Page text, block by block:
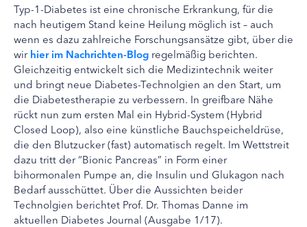
Typ-1-Diabetes ist eine chronische Erkrankung, für die
nach heutigem Stand keine Heilung möglich ist – auch
wenn es dazu zahlreiche Forschungsansätze gibt, über die
wirhier im Nachrichten-Blog regelmäßig berichten.
Gleichzeitig entwickelt sich die Medizintechnik weiter
und bringt neue Diabetes-Technolgien an den Start, um
die Diabetestherapie zu verbessern. In greifbare Nähe
rückt nun zum ersten Mal ein Hybrid-System (Hybrid
Closed Loop), also eine künstliche Bauchspeicheldrüse,
die den Blutzucker (fast) automatisch regelt. Im Wettstreit
dazu tritt der “Bionic Pancreas” in Form einer
bihormonalen Pumpe an, die Insulin und Glukagon nach
Bedarf ausschüttet. Über die Aussichten beider
Technolgien berichtet Prof. Dr. Thomas Danne im
aktuellen Diabetes Journal (Ausgabe 1/17).